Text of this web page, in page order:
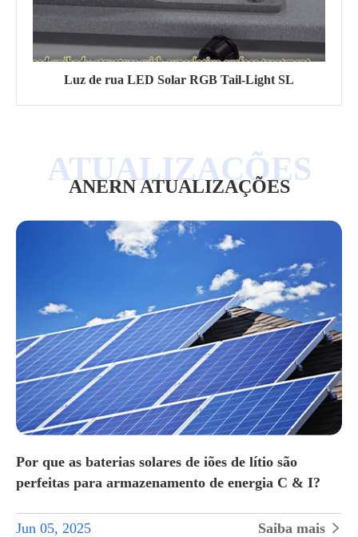
Luz de rua LED Solar RGB Tail-Light SL
ANERN ATUALIZAÇÕES
Por que as baterias solares de iões de lítio são
perfeitas para armazenamento de energia C & I?
Jun 05, 2025 Saiba mais 